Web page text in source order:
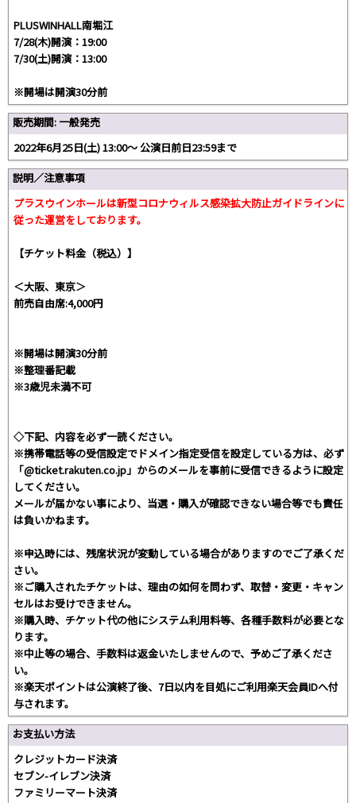
PLUSWINHALL南堀江
7/28(木)開演：19:00
7/30(土)開演：13:00
※開場は開演30分前
販売期間: 一般発売
2022年6月25日(土) 13:00〜 公演日前日23:59まで
説明／注意事項
プラスウインホールは新型コロナウィルス感染拡大防止ガイドラインに
従った運営をしております。
【チケット料金（税込）】
＜大阪、東京＞
前売自由席:4,000円
※開場は開演30分前
※整理番記載
※3歳児未満不可
◇下記、内容を必ず一読ください。
※携帯電話等の受信設定でドメイン指定受信を設定している方は、必ず
「@ticket.rakuten.co.jp」からのメールを事前に受信できるように設定
してください。
メールが届かない事により、当選・購入が確認できない場合等でも責任
は負いかねます。
※申込時には、残席状況が変動している場合がありますのでご了承くだ
さい。
※ご購入されたチケットは、理由の如何を問わず、取替・変更・キャン
セルはお受けできません。
※購入時、チケット代の他にシステム利用料等、各種手数料が必要とな
ります。
※中止等の場合、手数料は返金いたしませんので、予めご了承くださ
い。
※楽天ポイントは公演終了後、7日以内を目処にご利用楽天会員IDへ付
与されます。
お支払い方法
クレジットカード決済
セブン-イレブン決済
ファミリーマート決済